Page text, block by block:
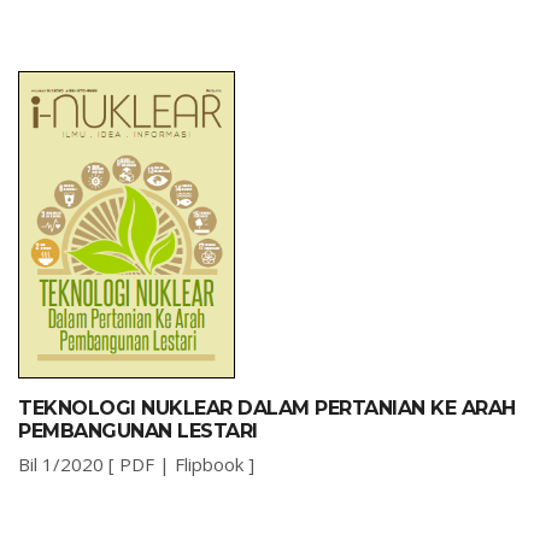
TEKNOLOGI NUKLEAR DALAM PERTANIAN KE ARAH
PEMBANGUNAN LESTARI
Bil 1/2020 [ PDF | Flipbook ]